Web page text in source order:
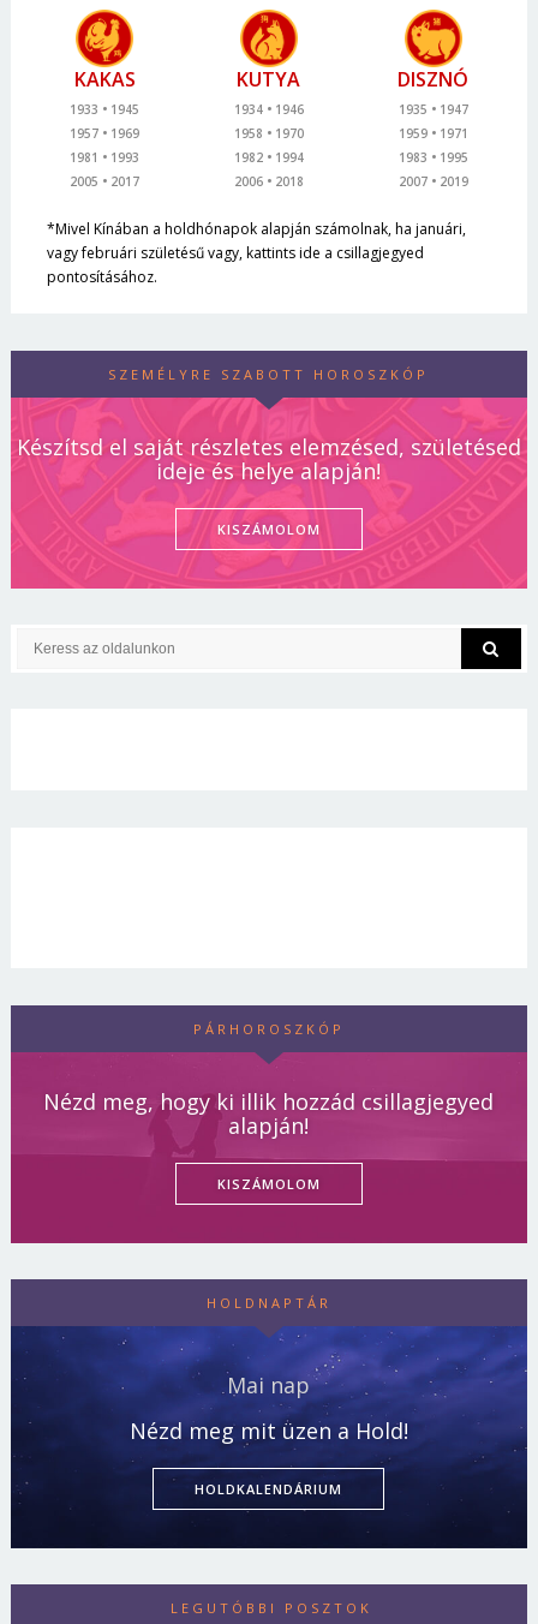
KAKAS
1933
1945
1957
1969
1981
1993
2005
2017
KUTYA
1934
1946
1958
1970
1982
1994
2006
2018
DISZNÓ
1935
1947
1959
1971
1983
1995
2007
2019
*Mivel Kínában a holdhónapok alapján számolnak, ha januári,
vagy februári születésű vagy, kattints ide a csillagjegyed
pontosításához.
SZEMÉLYRE SZABOTT HOROSZKÓP
Készítsd el saját részletes elemzésed, születésed
ideje és helye alapján!
KISZÁMOLOM
PÁRHOROSZKÓP
Nézd meg, hogy ki illik hozzád csillagjegyed
alapján!
KISZÁMOLOM
HOLDNAPTÁR
Mai nap
Nézd meg mit üzen a Hold!
HOLDKALENDÁRIUM
LEGUTÓBBI POSZTOK